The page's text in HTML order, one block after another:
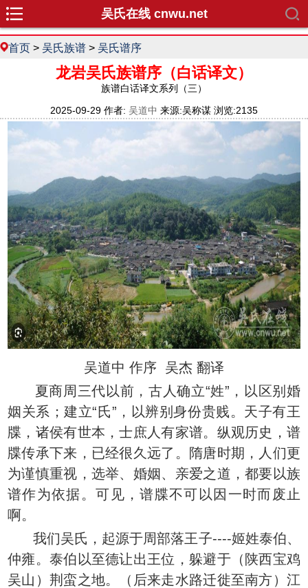
吴氏在线 cnwu.net
首页 > 吴氏族谱 > 吴氏谱序
龙岩吴氏族谱序（白话译文）
族谱白话译文系列（三）
2025-09-29 作者: 吴道中 来源:吴称谋 浏览:2135
吴道中 作序 吴杰 翻译
夏商周三代以前，古人确立“姓”，以区别婚
姻关系；建立“氏”，以辨别身份贵贱。天子有王
牒，诸侯有世本，士庶人有家谱。纵观历史，谱
牒传承下来，已经很久远了。隋唐时期，人们更
为谨慎重视，选举、婚姻、亲爱之道，都要以族
谱作为依据。可见，谱牒不可以因一时而废止
啊。
我们吴氏，起源于周部落王子----姬姓泰伯、
仲雍。泰伯以至德让出王位，躲避于（陕西宝鸡
吴山）荆蛮之地。（后来走水路迁徙至南方）江